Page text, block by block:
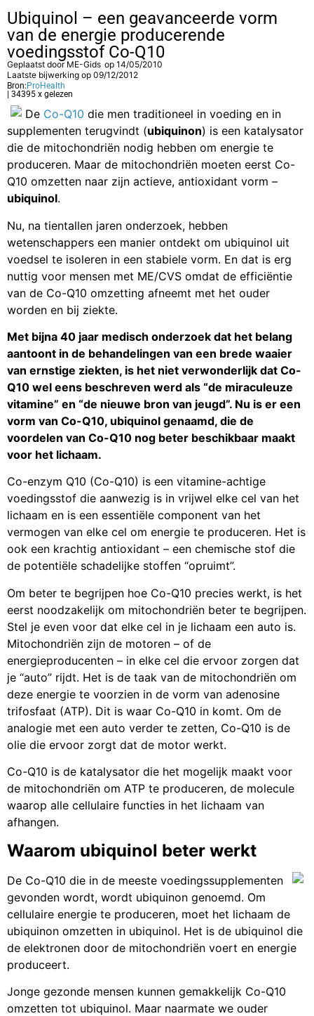
Ubiquinol – een geavanceerde vorm
van de energie producerende
voedingsstof Co-Q10
Geplaatst door ME-Gids op 14/05/2010
Laatste bijwerking op 09/12/2012
Bron: ProHealth
| 34395 x gelezen
De Co-Q10 die men traditioneel in voeding en in
supplementen terugvindt (ubiquinon) is een katalysator
die de mitochondriën nodig hebben om energie te
produceren. Maar de mitochondriën moeten eerst Co-
Q10 omzetten naar zijn actieve, antioxidant vorm –
ubiquinol.
Nu, na tientallen jaren onderzoek, hebben
wetenschappers een manier ontdekt om ubiquinol uit
voedsel te isoleren in een stabiele vorm. En dat is erg
nuttig voor mensen met ME/CVS omdat de efficiëntie
van de Co-Q10 omzetting afneemt met het ouder
worden en bij ziekte.
Met bijna 40 jaar medisch onderzoek dat het belang
aantoont in de behandelingen van een brede waaier
van ernstige ziekten, is het niet verwonderlijk dat Co-
Q10 wel eens beschreven werd als “de miraculeuze
vitamine” en “de nieuwe bron van jeugd”. Nu is er een
vorm van Co-Q10, ubiquinol genaamd, die de
voordelen van Co-Q10 nog beter beschikbaar maakt
voor het lichaam.
Co-enzym Q10 (Co-Q10) is een vitamine-achtige
voedingsstof die aanwezig is in vrijwel elke cel van het
lichaam en is een essentiële component van het
vermogen van elke cel om energie te produceren. Het is
ook een krachtig antioxidant – een chemische stof die
de potentiële schadelijke stoffen “opruimt”.
Om beter te begrijpen hoe Co-Q10 precies werkt, is het
eerst noodzakelijk om mitochondriën beter te begrijpen.
Stel je even voor dat elke cel in je lichaam een auto is.
Mitochondriën zijn de motoren – of de
energieproducenten – in elke cel die ervoor zorgen dat
je “auto” rijdt. Het is de taak van de mitochondriën om
deze energie te voorzien in de vorm van adenosine
trifosfaat (ATP). Dit is waar Co-Q10 in komt. Om de
analogie met een auto verder te zetten, Co-Q10 is de
olie die ervoor zorgt dat de motor werkt.
Co-Q10 is de katalysator die het mogelijk maakt voor
de mitochondriën om ATP te produceren, de molecule
waarop alle cellulaire functies in het lichaam van
afhangen.
Waarom ubiquinol beter werkt
De Co-Q10 die in de meeste voedingssupplementen
gevonden wordt, wordt ubiquinon genoemd. Om
cellulaire energie te produceren, moet het lichaam de
ubiquinon omzetten in ubiquinol. Het is de ubiquinol die
de elektronen door de mitochondriën voert en energie
produceert.
Jonge gezonde mensen kunnen gemakkelijk Co-Q10
omzetten tot ubiquinol. Maar naarmate we ouder